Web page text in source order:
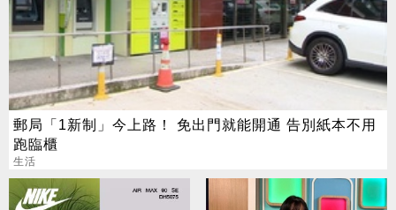
郵局「1新制」今上路！ 免出門就能開通 告別紙本不用
跑臨櫃
生活